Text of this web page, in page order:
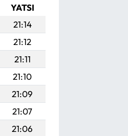
YATSI
21:14
21:12
21:11
21:10
21:09
21:07
21:06